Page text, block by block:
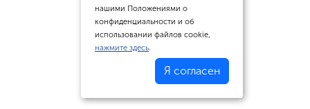
нашими Положениями о
конфиденциальности и об
использовании файлов cookie,
нажмите здесь.
Я согласен